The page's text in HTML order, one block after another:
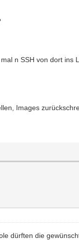
n SSH von dort ins
Images
dürften die